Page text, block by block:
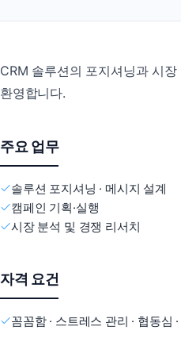
CRM 솔루션의 포지셔닝과 시
환영합니다.
주요 업무
솔루션 포지셔닝 · 메시지 설계
캠페인 기획·실행
시장 분석 및 경쟁 리서치
자격 요건
꼼꼼함 · 스트레스 관리 · 협동심